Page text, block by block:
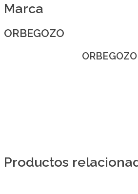
Marca
ORBEGOZO
ORBEGOZO
Productos